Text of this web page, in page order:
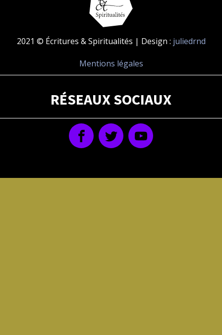
2021 © Écritures & Spiritualités | Design : juliedrnd
Mentions légales
RÉSEAUX SOCIAUX